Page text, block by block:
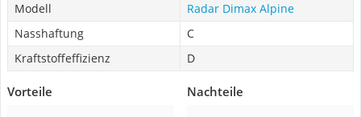
Modell
Radar ‎Dimax Alpine
Nasshaftung
C
Kraftstoffeffizienz
D
Vorteile Nachteile